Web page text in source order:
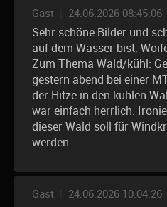
Gast 24.06.2026 08:45:06
Sehr schöne Bilder und
auf dem Wasser bist,
Zum Thema Wald/kühl:
gestern abend bei einer
der Hitze in den kühlen
war einfach herrlich.
dieser Wald soll für
werden...
Gast 24.06.2026 10:04:26